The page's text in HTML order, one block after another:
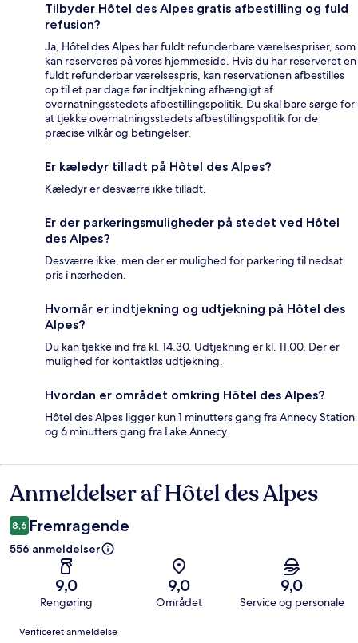
Tilbyder Hôtel des Alpes gratis afbestilling og fuld
refusion?
Ja, Hôtel des Alpes har fuldt refunderbare værelsespriser, som
kan reserveres på vores hjemmeside. Hvis du har reserveret en
fuldt refunderbar værelsespris, kan reservationen afbestilles
op til et par dage før indtjekning afhængigt af
overnatningsstedets afbestillingspolitik. Du skal bare sørge for
at tjekke overnatningsstedets afbestillingspolitik for de
præcise vilkår og betingelser.
Er kæledyr tilladt på Hôtel des Alpes?
Kæledyr er desværre ikke tilladt.
Er der parkeringsmuligheder på stedet ved Hôtel
des Alpes?
Desværre ikke, men der er mulighed for parkering til nedsat
pris i nærheden.
Hvornår er indtjekning og udtjekning på Hôtel des
Alpes?
Du kan tjekke ind fra kl. 14.30. Udtjekning er kl. 11.00. Der er
mulighed for kontaktløs udtjekning.
Hvordan er området omkring Hôtel des Alpes?
Hôtel des Alpes ligger kun 1 minutters gang fra Annecy Station
og 6 minutters gang fra Lake Annecy.
Anmeldelser
Anmeldelser af Hôtel des Alpes
8,6 Fremragende
556 anmeldelser
9,0
Rengøring
9,0
Området
9,0
Service og personale
Anmeldelser
Verificeret anmeldelse